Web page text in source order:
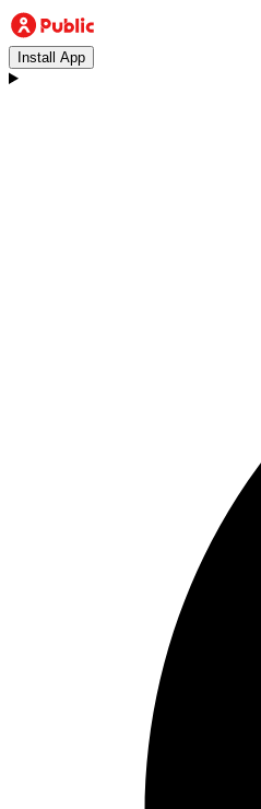
Install App